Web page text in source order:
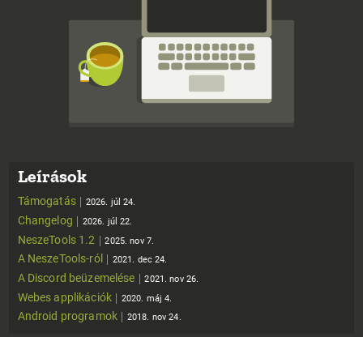
Leírások
Támogatás 2026. júl 24.
Changelog 2026. júl 22.
NeszeTools 1.2 2025. nov 7.
A NeszeTools-ról 2021. dec 24.
A Discord beüzemelése 2021. nov 26.
Webes applikációk 2020. máj 4.
Android programok 2018. nov 24.